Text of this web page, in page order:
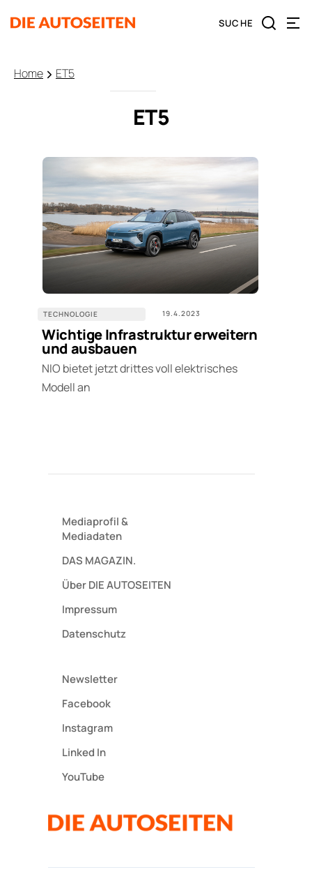
Home ET5
ET5
TECHNOLOGIE 19.4.2023
Wichtige Infrastruktur erweitern
und ausbauen
NIO bietet jetzt drittes voll elektrisches
Modell an
Mediaprofil&
Mediadaten
DAS MAGAZIN.
Über DIE AUTOSEITEN
Impressum
Datenschutz
Newsletter
Facebook
Instagram
Linked In
YouTube